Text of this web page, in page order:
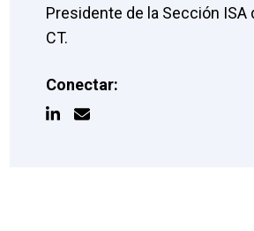
Presidente de la Sección ISA
CT.
Conectar: